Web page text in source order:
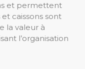
et permettent
caissons sont
la valeur à
l’organisation